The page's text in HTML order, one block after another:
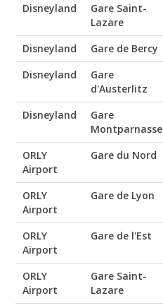
Disneyland
Gare Saint-
Lazare
Disneyland Gare de Bercy
Disneyland
Gare
d'Austerlitz
Disneyland
Gare
Montparnasse
ORLY
Airport
Gare du Nord
ORLY
Airport
Gare de Lyon
ORLY
Airport
Gare de l'Est
ORLY
Airport
Gare Saint-
Lazare